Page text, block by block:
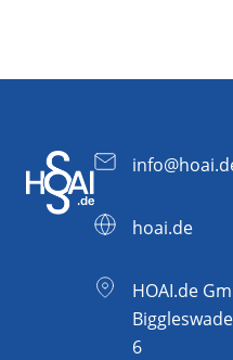
hoai.de
HOAI.de
6